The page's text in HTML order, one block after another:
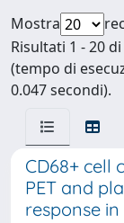
Mostra
Risultati 1 - 20
(tempo di
0.047 secondi).
CD68+ cell
PET and
response